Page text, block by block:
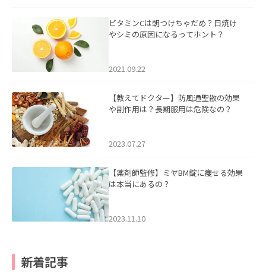
ビタミンCは朝つけちゃだめ？日焼け
やシミの原因になるってホント？
2021.09.22
【教えてドクター】防風通聖散の効果
や副作用は？長期服用は危険なの？
2023.07.27
【薬剤師監修】ミヤBM錠に痩せる効果
は本当にあるの？
2023.11.10
新着記事